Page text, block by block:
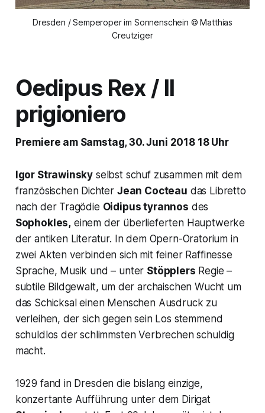
Dresden / Semperoper im Sonnenschein © Matthias
Creutziger
Oedipus Rex / Il
prigioniero
Premiere am Samstag, 30. Juni 2018 18 Uhr
Igor Strawinsky selbst schuf zusammen mit dem
französischen Dichter Jean Cocteau das Libretto
nach der Tragödie Oidipus tyrannos des
Sophokles, einem der überlieferten Hauptwerke
der antiken Literatur. In dem Opern-Oratorium in
zwei Akten verbinden sich mit feiner Raffinesse
Sprache, Musik und – unter Stöpplers Regie –
subtile Bildgewalt, um der archaischen Wucht um
das Schicksal einen Menschen Ausdruck zu
verleihen, der sich gegen sein Los stemmend
schuldlos der schlimmsten Verbrechen schuldig
macht.
1929 fand in Dresden die bislang einzige,
konzertante Aufführung unter dem Dirigat